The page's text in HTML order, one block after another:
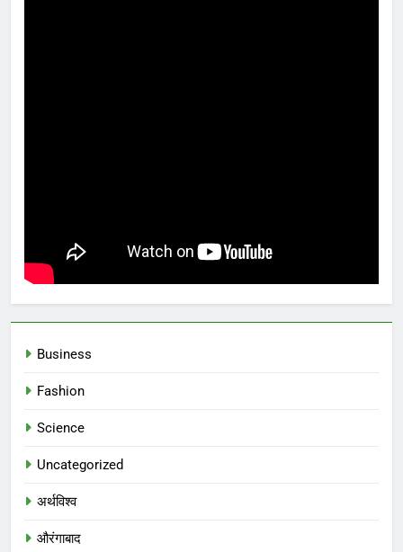
Business
Fashion
Science
Uncategorized
अर्थविश्व
औरंगाबाद